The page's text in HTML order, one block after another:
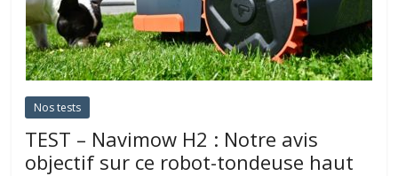
Nos tests
TEST – Navimow H2 : Notre avis
objectif sur ce robot-tondeuse haut